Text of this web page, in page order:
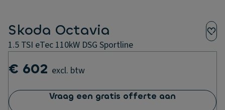
Skoda Octavia
1.5 TSI eTec 110kW DSG Sportline
€ 602 excl. btw
Vraag een gratis offerte aan